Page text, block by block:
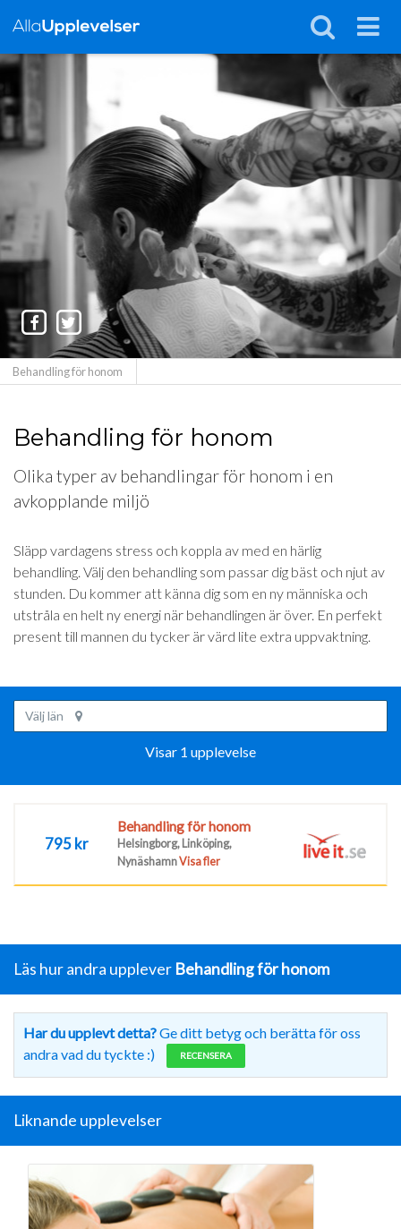
Behandling för honom
Behandling för honom
Olika typer av behandlingar för honom i en
avkopplande miljö
Släpp vardagens stress och koppla av med en härlig
behandling. Välj den behandling som passar dig bäst och njut av
stunden. Du kommer att känna dig som en ny människa och
utstråla en helt ny energi när behandlingen är över. En perfekt
present till mannen du tycker är värd lite extra uppvaktning.
Välj län
Visar 1 upplevelse
795 kr
Behandling för honom
Helsingborg, Linköping,
NynäshamnVisa fler
Läs hur andra upplever Behandling för honom
Har du upplevt detta?Ge ditt betyg och berätta för oss
andra vad du tyckte :)
RECENSERA
Liknande upplevelser